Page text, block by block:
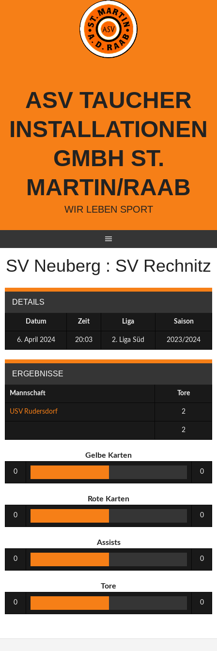
ASV TAUCHER
INSTALLATIONEN
GMBH ST.
MARTIN/RAAB
WIR LEBEN SPORT
SV Neuberg : SV Rechnitz
DETAILS
Datum Zeit Liga Saison
6. April 2024 20:03 2. Liga Süd 2023/2024
ERGEBNISSE
Mannschaft Tore
USV Rudersdorf 2
2
Gelbe Karten
0 0
Rote Karten
0 0
Assists
0 0
Tore
0 0